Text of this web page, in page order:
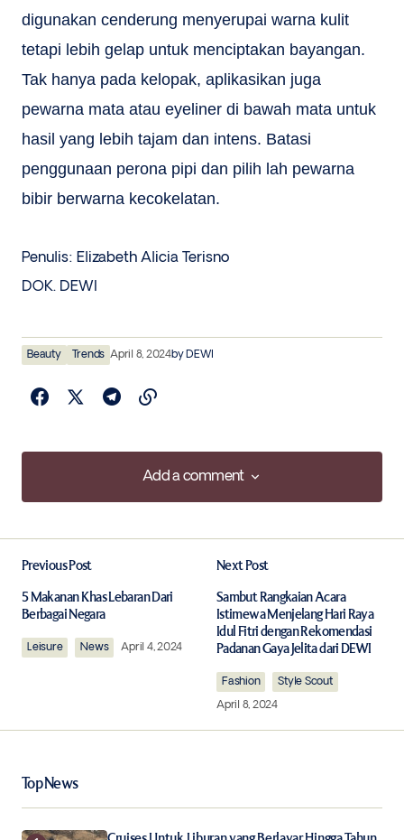
digunakan cenderung menyerupai warna kulit
tetapi lebih gelap untuk menciptakan bayangan.
Tak hanya pada kelopak, aplikasikan juga
pewarna mata atau eyeliner di bawah mata untuk
hasil yang lebih tajam dan intens. Batasi
penggunaan perona pipi dan pilih lah pewarna
bibir berwarna kecokelatan.
Penulis: Elizabeth Alicia Terisno
DOK. DEWI
Beauty Trends April 8, 2024byDEWI
Add a comment
Add a comment
Required fields are marked*
Comment
Previous Post
5 Makanan Khas Lebaran Dari
Berbagai Negara
Leisure News April 4, 2024
Next Post
Sambut Rangkaian Acara
Istimewa Menjelang Hari Raya
Idul Fitri dengan Rekomendasi
Padanan Gaya Jelita dari DEWI
Fashion
Style Scout
April 8, 2024
Top News